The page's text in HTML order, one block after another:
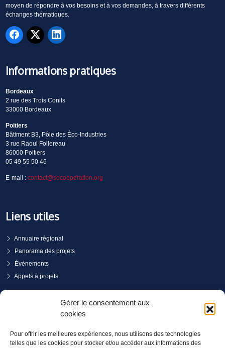
Gérer le consentement aux
cookies
Pour offrir les meilleures expériences, nous utilisons des technologies
telles que les cookies pour stocker et/ou accéder aux informations des
moyen de répondre à vos besoins et à vos demandes, à travers différents
échanges thématiques.
Informations pratiques
Bordeaux
2 rue des Trois Conils
33000 Bordeaux
Poitiers
Bâtiment B3, Pôle des Éco-Industries
3 rue Raoul Follereau
86000 Poitiers
05 49 55 50 46
E-mail : contact@socooperation.org
Liens utiles
Annuaire régional
Panorama des projets
Événements
Appels à projets